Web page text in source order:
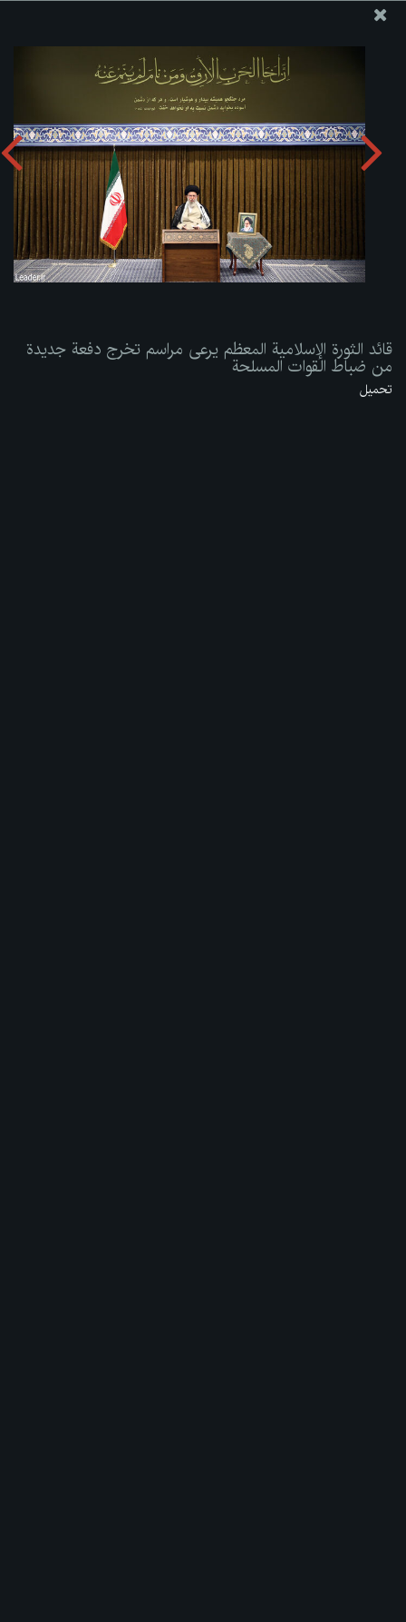
قائد الثورة الإسلامية المعظم يرعى مراسم تخرج دفعة جديدة من
ضباط القوات المسلحة
تحميل الألبوم: zip
قائد الثورة الإسلامية المعظم يرعى مراسم تخرج دفعة جديدة
من ضباط القوات المسلحة
تحميل